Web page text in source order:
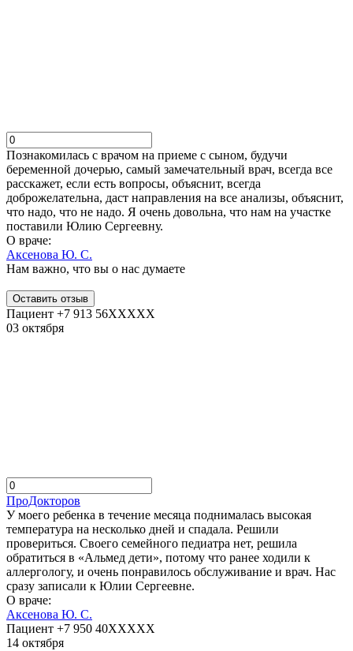
Познакомилась с врачом на приеме с сыном, будучи
беременной дочерью, самый замечательный врач, всегда все
расскажет, если есть вопросы, объяснит, всегда
доброжелательна, даст направления на все анализы​, объяснит,
что надо, что не надо. Я очень довольна, что нам на участке
поставили Юлию Сергеевну.
О враче:
Аксенова Ю. С.
Нам важно, что вы о нас думаете
Оставить отзыв
Пациент +7 913 56XXXXX
03 октября
ПроДокторов
У моего ребенка в течение месяца поднималась высокая
температура на несколько дней и спадала. Решили
провериться. Своего семейного педиатра нет, решила
обратиться в «Альмед дети», потому что ранее ходили к
аллергологу, и очень понравилось обслуживание и врач. Нас
сразу записали к Юлии Сергеевне.
О враче:
Аксенова Ю. С.
Пациент +7 950 40XXXXX
14 октября